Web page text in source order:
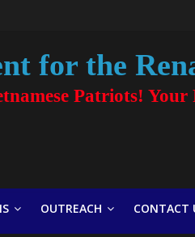
for the
Patriots!
OUTREACH CONTACT